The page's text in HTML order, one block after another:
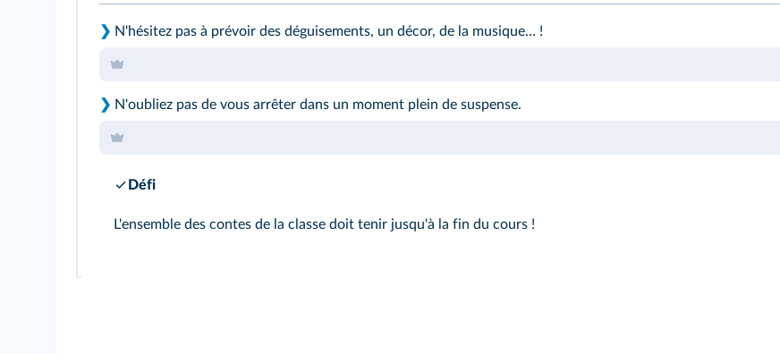
❯ N'hésitez pas à prévoir des déguisements, un décor, de la musique… !
❯ N'oubliez pas de vous arrêter dans un moment plein de suspense.
Défi
L'ensemble des contes de la classe doit tenir jusqu'à la fin du cours !